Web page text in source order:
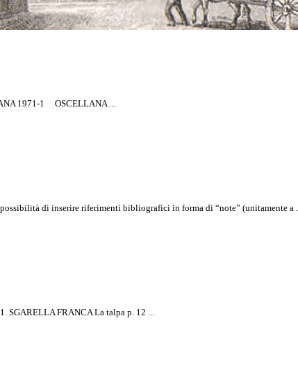
della Rivista
1971-1 OSCELLANA ...
di inserire riferimenti bibliografici in forma di “note” (unitamente a ...
FRANCA La talpa p. 12 ...